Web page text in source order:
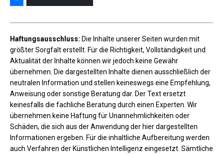
Haftungsausschluss: Die Inhalte unserer Seiten wurden mit
größter Sorgfalt erstellt. Für die Richtigkeit, Vollständigkeit und
Aktualität der Inhalte können wir jedoch keine Gewähr
übernehmen. Die dargestellten Inhalte dienen ausschließlich der
neutralen Information und stellen keineswegs eine Empfehlung,
Anweisung oder sonstige Beratung dar. Der Text ersetzt
keinesfalls die fachliche Beratung durch einen Experten. Wir
übernehmen keine Haftung für Unannehmlichkeiten oder
Schäden, die sich aus der Anwendung der hier dargestellten
Informationen ergeben. Für die inhaltliche Aufbereitung werden
auch Verfahren der Künstlichen Intelligenz eingesetzt. Sämtliche